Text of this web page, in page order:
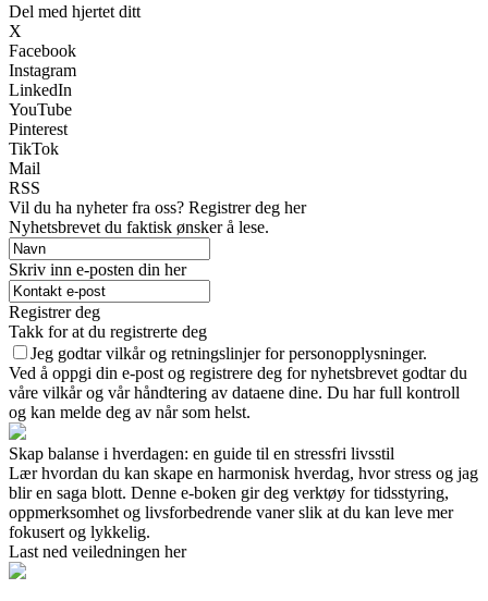
Del med hjertet ditt
X
Facebook
Instagram
LinkedIn
YouTube
Pinterest
TikTok
Mail
RSS
Vil du ha nyheter fra oss? Registrer deg her
Nyhetsbrevet du faktisk ønsker å lese.
Skriv inn e-posten din her
Registrer deg
Takk for at du registrerte deg
Jeg godtar vilkår og retningslinjer for personopplysninger.
Ved å oppgi din e-post og registrere deg for nyhetsbrevet godtar du
våre vilkår og vår håndtering av dataene dine. Du har full kontroll
og kan melde deg av når som helst.
Skap balanse i hverdagen: en guide til en stressfri livsstil
Lær hvordan du kan skape en harmonisk hverdag, hvor stress og jag
blir en saga blott. Denne e-boken gir deg verktøy for tidsstyring,
oppmerksomhet og livsforbedrende vaner slik at du kan leve mer
fokusert og lykkelig.
Last ned veiledningen her